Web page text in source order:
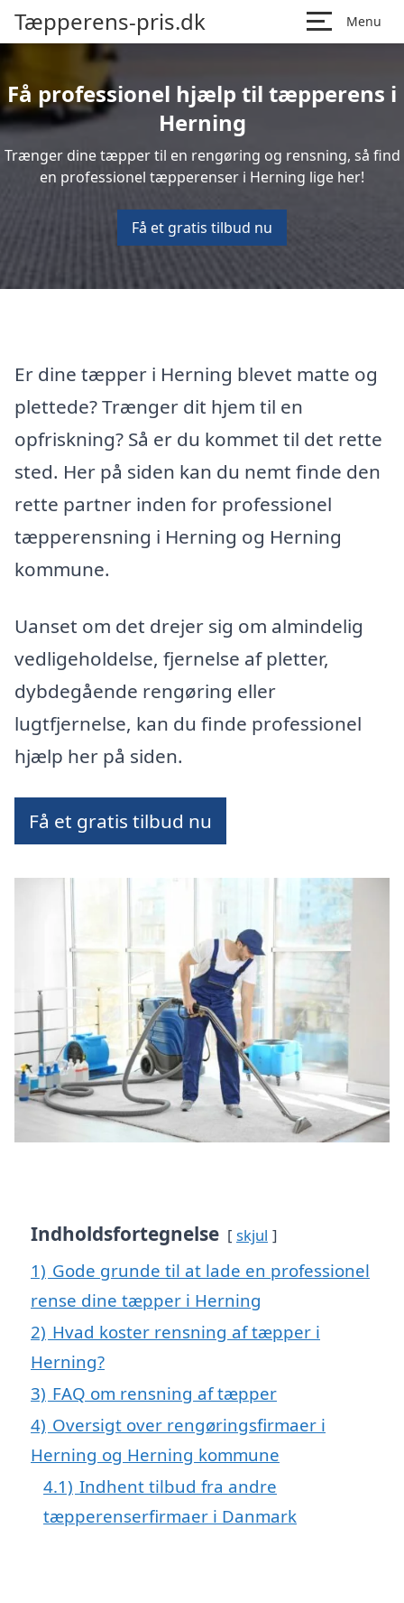
Tæpperens-pris.dk Menu
Få professionel hjælp til tæpperens i
Herning
Trænger dine tæpper til en rengøring og rensning, så find
en professionel tæpperenser i Herning lige her!
Få et gratis tilbud nu
Er dine tæpper i Herning blevet matte og
plettede? Trænger dit hjem til en
opfriskning? Så er du kommet til det rette
sted. Her på siden kan du nemt finde den
rette partner inden for professionel
tæpperensning i Herning og Herning
kommune.
Uanset om det drejer sig om almindelig
vedligeholdelse, fjernelse af pletter,
dybdegående rengøring eller
lugtfjernelse, kan du finde professionel
hjælp her på siden.
Få et gratis tilbud nu
Indholdsfortegnelse skjul
1) Gode grunde til at lade en professionel
rense dine tæpper i Herning
2) Hvad koster rensning af tæpper i
Herning?
3) FAQ om rensning af tæpper
4) Oversigt over rengøringsfirmaer i
Herning og Herning kommune
4.1) Indhent tilbud fra andre
tæpperenserfirmaer i Danmark